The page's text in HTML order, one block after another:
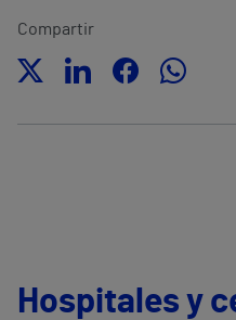
Compartir
Hospitales y